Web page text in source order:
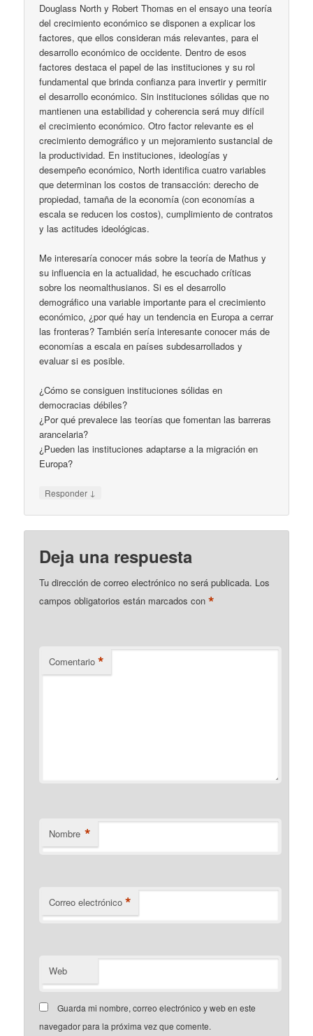
Douglass North y Robert Thomas en el ensayo una teoría
del crecimiento económico se disponen a explicar los
factores, que ellos consideran más relevantes, para el
desarrollo económico de occidente. Dentro de esos
factores destaca el papel de las instituciones y su rol
fundamental que brinda confianza para invertir y permitir
el desarrollo económico. Sin instituciones sólidas que no
mantienen una estabilidad y coherencia será muy difícil
el crecimiento económico. Otro factor relevante es el
crecimiento demográfico y un mejoramiento sustancial de
la productividad. En instituciones, ideologías y
desempeño económico, North identifica cuatro variables
que determinan los costos de transacción: derecho de
propiedad, tamaña de la economía (con economías a
escala se reducen los costos), cumplimiento de contratos
y las actitudes ideológicas.
Me interesaría conocer más sobre la teoría de Mathus y
su influencia en la actualidad, he escuchado críticas
sobre los neomalthusianos. Si es el desarrollo
demográfico una variable importante para el crecimiento
económico, ¿por qué hay un tendencia en Europa a cerrar
las fronteras? También sería interesante conocer más de
economías a escala en países subdesarrollados y
evaluar si es posible.
¿Cómo se consiguen instituciones sólidas en
democracias débiles?
¿Por qué prevalece las teorías que fomentan las barreras
arancelaria?
¿Pueden las instituciones adaptarse a la migración en
Europa?
Responder ↓
Deja una respuesta
Tu dirección de correo electrónico no será publicada. Los
campos obligatorios están marcados con*
Comentario *
Nombre *
Correo electrónico *
Web
Guarda mi nombre, correo electrónico y web en este
navegador para la próxima vez que comente.